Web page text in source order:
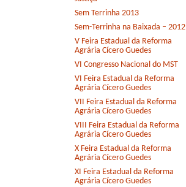
Sem Terrinha 2013
Sem-Terrinha na Baixada – 2012
V Feira Estadual da Reforma
Agrária Cícero Guedes
VI Congresso Nacional do MST
VI Feira Estadual da Reforma
Agrária Cícero Guedes
VII Feira Estadual da Reforma
Agrária Cícero Guedes
VIII Feira Estadual da Reforma
Agrária Cícero Guedes
X Feira Estadual da Reforma
Agrária Cícero Guedes
XI Feira Estadual da Reforma
Agrária Cícero Guedes